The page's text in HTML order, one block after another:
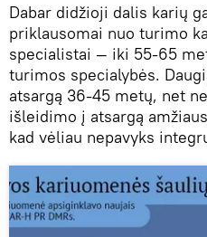
Dabar didžioji dalis karių
priklausomai nuo turimo
specialistai — iki 55-65
turimos specialybės.
atsargą 36-45 metų, net
išleidimo į atsargą
kad vėliau nepavyks